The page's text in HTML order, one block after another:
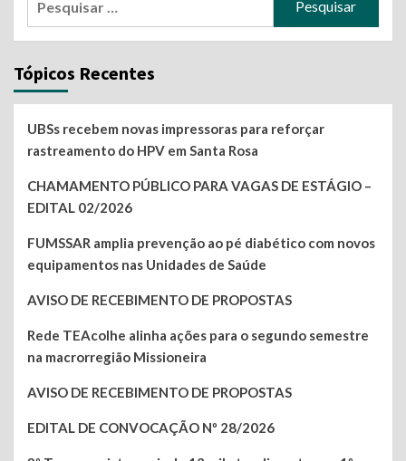
Tópicos Recentes
UBSs recebem novas impressoras para reforçar
rastreamento do HPV em Santa Rosa
CHAMAMENTO PÚBLICO PARA VAGAS DE ESTÁGIO –
EDITAL 02/2026
FUMSSAR amplia prevenção ao pé diabético com novos
equipamentos nas Unidades de Saúde
AVISO DE RECEBIMENTO DE PROPOSTAS
Rede TEAcolhe alinha ações para o segundo semestre
na macrorregião Missioneira
AVISO DE RECEBIMENTO DE PROPOSTAS
EDITAL DE CONVOCAÇÃO Nº 28/2026